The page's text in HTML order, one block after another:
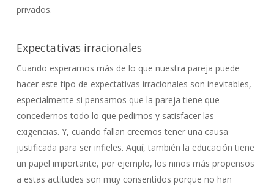
privados.
Expectativas irracionales
Cuando esperamos más de lo que nuestra pareja puede
hacer este tipo de expectativas irracionales son inevitables,
especialmente si pensamos que la pareja tiene que
concedernos todo lo que pedimos y satisfacer las
exigencias. Y, cuando fallan creemos tener una causa
justificada para ser infieles. Aquí, también la educación tiene
un papel importante, por ejemplo, los niños más propensos
a estas actitudes son muy consentidos porque no han